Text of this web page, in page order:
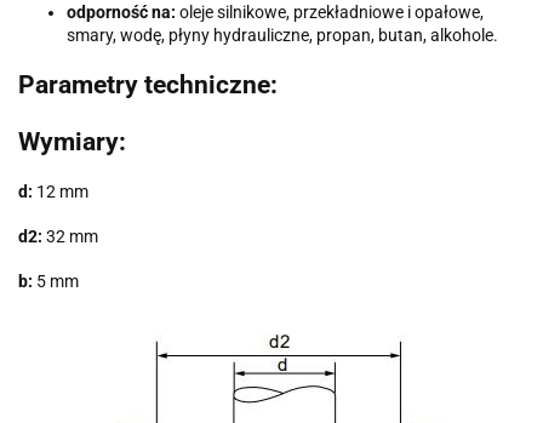
odporność na: oleje silnikowe, przekładniowe i opałowe,
smary, wodę, płyny hydrauliczne, propan, butan, alkohole.
Parametry techniczne:
Wymiary:
d: 12 mm
d2: 32 mm
b: 5 mm